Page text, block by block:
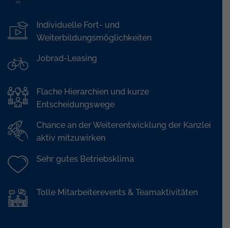
Individuelle Fort- und
Weiterbildungsmöglichkeiten
Jobrad-Leasing
Flache Hierarchien und kurze
Entscheidungswege
Chance an der Weiterentwicklung der Kanzlei
aktiv mitzuwirken
Sehr gutes Betriebsklima
Tolle Mitarbeiterevents & Teamaktivitäten